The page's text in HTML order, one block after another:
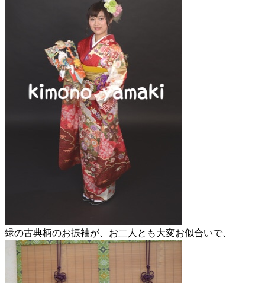
緑の古典柄のお振袖が、お二人とも大変お似合いで、